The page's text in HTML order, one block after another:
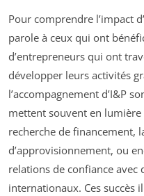
Pour comprendre l’impact
parole à ceux qui ont
d’entrepreneurs qui ont
développer leurs activités
l’accompagnement d’I&P
mettent souvent en
recherche de financement,
d’approvisionnement, ou
relations de confiance avec
internationaux. Ces succès